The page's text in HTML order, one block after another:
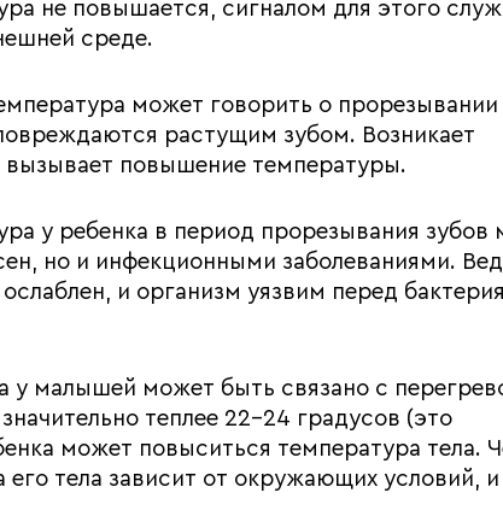
не повышается, сигналом для этого
среде.
может говорить о прорезывании
растущим зубом. Возникает
повышение температуры.
у ребенка в период прорезывания зубов
но и инфекционными заболеваниями.
и организм уязвим перед
у малышей может быть связано с
теплее 22-24 градусов (это
может повыситься температура тела.
тела зависит от окружающих условий, и